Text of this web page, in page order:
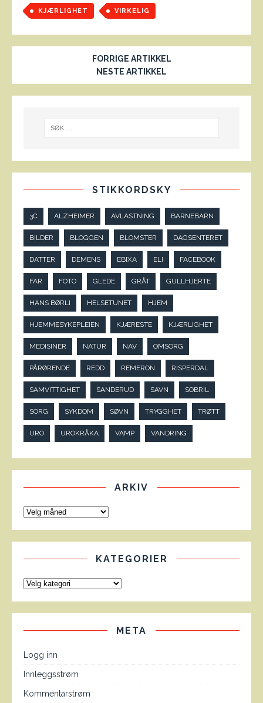
KJÆRLIGHET VIRKELIG
FORRIGE ARTIKKEL
NESTE ARTIKKEL
STIKKORDSKY
3C ALZHEIMER AVLASTNING BARNEBARN
BILDER BLOGGEN BLOMSTER DAGSENTERET
DATTER DEMENS EBIXA ELI FACEBOOK
FAR FOTO GLEDE GRÅT GULLHJERTE
HANS BØRLI HELSETUNET HJEM
HJEMMESYKEPLEIEN KJÆRESTE KJÆRLIGHET
MEDISINER NATUR NAV OMSORG
PÅRØRENDE REDD REMERON RISPERDAL
SAMVITTIGHET SANDERUD SAVN SOBRIL
SORG SYKDOM SØVN TRYGGHET TRØTT
URO UROKRÅKA VAMP VANDRING
ARKIV
KATEGORIER
META
Logg inn
Innleggsstrøm
Kommentarstrøm